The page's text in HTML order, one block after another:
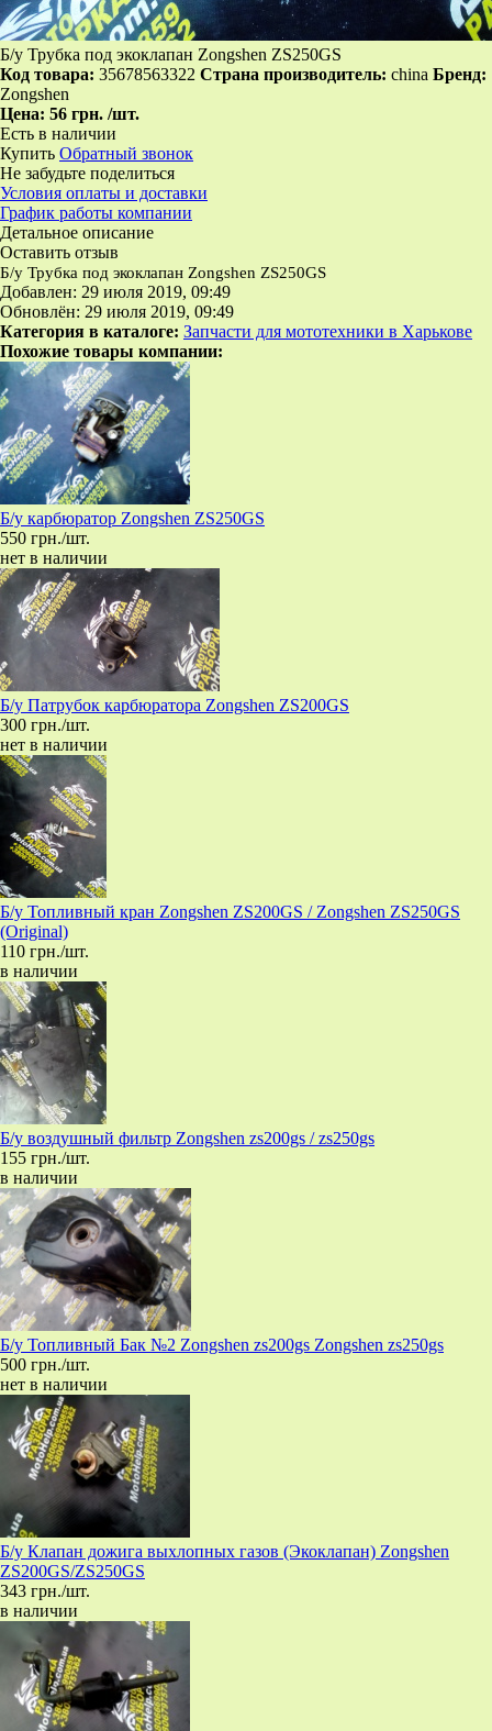
Б/у Трубка под экоклапан Zongshen ZS250GS
Код товара: 35678563322 Страна производитель: china Бренд:
Zongshen
Цена: 56 грн. /шт.
Есть в наличии
Купить Обратный звонок
Не забудьте поделиться
Условия оплаты и доставки
График работы компании
Детальное описание
Оставить отзыв
Б/у Трубка под экоклапан Zongshen ZS250GS
Добавлен: 29 июля 2019, 09:49
Обновлён: 29 июля 2019, 09:49
Категория в каталоге: Запчасти для мототехники в Харькове
Похожие товары компании:
Б/у карбюратор Zongshen ZS250GS
550 грн./шт.
нет в наличии
Б/у Патрубок карбюратора Zongshen ZS200GS
300 грн./шт.
нет в наличии
Б/у Топливный кран Zongshen ZS200GS / Zongshen ZS250GS
(Original)
110 грн./шт.
в наличии
Б/у воздушный фильтр Zongshen zs200gs / zs250gs
155 грн./шт.
в наличии
Б/у Топливный Бак №2 Zongshen zs200gs Zongshen zs250gs
500 грн./шт.
нет в наличии
Б/у Клапан дожига выхлопных газов (Экоклапан) Zongshen
ZS200GS/ZS250GS
343 грн./шт.
в наличии